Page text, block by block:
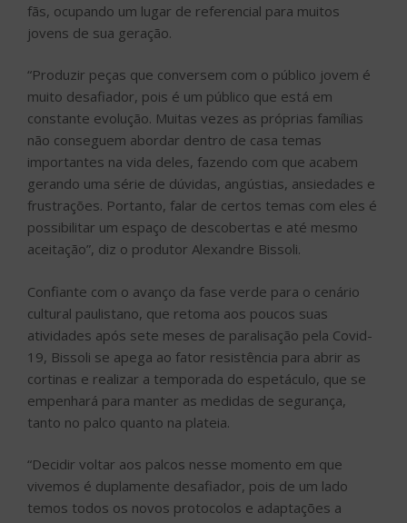
fãs, ocupando um lugar de referencial para muitos
jovens de sua geração.
“Produzir peças que conversem com o público jovem é
muito desafiador, pois é um público que está em
constante evolução. Muitas vezes as próprias famílias
não conseguem abordar dentro de casa temas
importantes na vida deles, fazendo com que acabem
gerando uma série de dúvidas, angústias, ansiedades e
frustrações. Portanto, falar de certos temas com eles é
possibilitar um espaço de descobertas e até mesmo
aceitação”, diz o produtor Alexandre Bissoli.
Confiante com o avanço da fase verde para o cenário
cultural paulistano, que retoma aos poucos suas
atividades após sete meses de paralisação pela Covid-
19, Bissoli se apega ao fator resistência para abrir as
cortinas e realizar a temporada do espetáculo, que se
empenhará para manter as medidas de segurança,
tanto no palco quanto na plateia.
“Decidir voltar aos palcos nesse momento em que
vivemos é duplamente desafiador, pois de um lado
temos todos os novos protocolos e adaptações a